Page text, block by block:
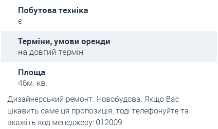
Побутова техніка
є
Терміни, умови оренди
на довгий термін
Площа
46м. кв.
Дизайнерський ремонт. Новобудова. Якщо Вас
цікавить саме ця пропозиція, тоді телефонуйте та
вкажіть код менеджеру: 012009